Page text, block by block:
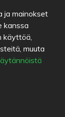
ja mainokset
kanssa
käyttöä,
muuta